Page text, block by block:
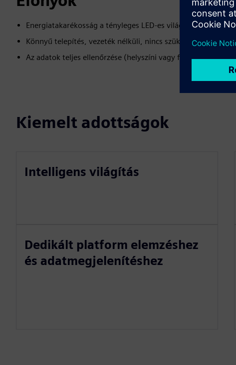
Energiatakarékosság a tényleges LED-es világítással
Könnyű telepítés, vezeték nélküli, nincs szükség kábelekre
Az adatok teljes ellenőrzése (helyszíni vagy felhőben)
Kiemelt adottságok
Intelligens világítás
Dedikált platform elemzéshez
és adatmegjelenítéshez